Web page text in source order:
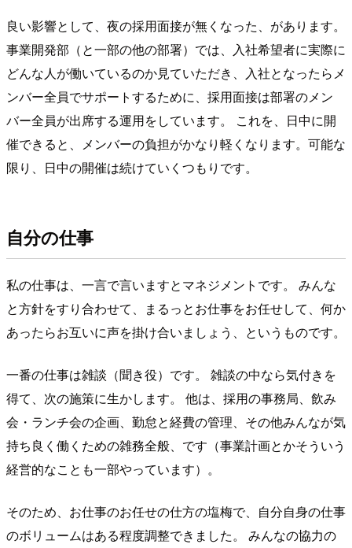
良い影響として、夜の採用面接が無くなった、があります。
事業開発部（と一部の他の部署）では、入社希望者に実際に
どんな人が働いているのか見ていただき、入社となったらメ
ンバー全員でサポートするために、採用面接は部署のメン
バー全員が出席する運用をしています。 これを、日中に開
催できると、メンバーの負担がかなり軽くなります。可能な
限り、日中の開催は続けていくつもりです。
自分の仕事
私の仕事は、一言で言いますとマネジメントです。 みんな
と方針をすり合わせて、まるっとお仕事をお任せして、何か
あったらお互いに声を掛け合いましょう、というものです。
一番の仕事は雑談（聞き役）です。 雑談の中なら気付きを
得て、次の施策に生かします。 他は、採用の事務局、飲み
会・ランチ会の企画、勤怠と経費の管理、その他みんなが気
持ち良く働くための雑務全般、です（事業計画とかそういう
経営的なことも一部やっています）。
そのため、お仕事のお任せの仕方の塩梅で、自分自身の仕事
のボリュームはある程度調整できました。 みんなの協力の